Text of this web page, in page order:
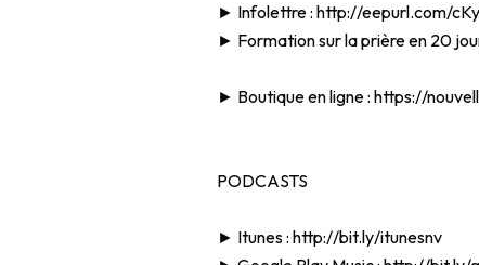
► Infolettre : http://eepurl.com/
► Formation sur la prière en 20
► Boutique en ligne : https://
PODCASTS
► Itunes : http://bit.ly/itunesnv